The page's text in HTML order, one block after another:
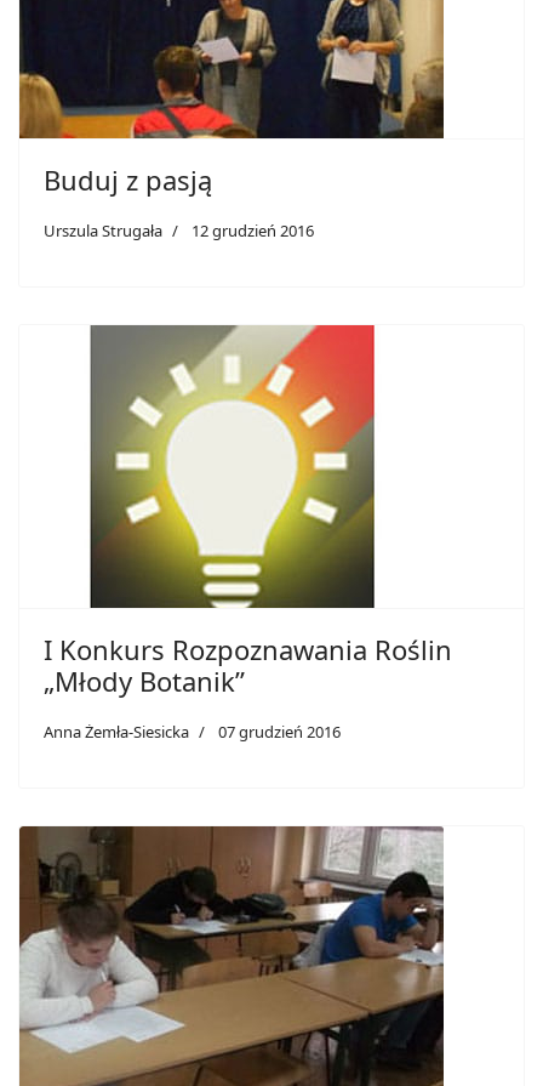
Buduj z pasją
Urszula Strugała 12 grudzień 2016
I Konkurs Rozpoznawania Roślin
„Młody Botanik”
Anna Żemła-Siesicka 07 grudzień 2016